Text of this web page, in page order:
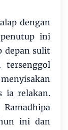
dengan
ini
depan sulit
tersenggol
ia relakan.
ini dan